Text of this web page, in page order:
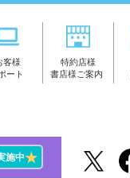
客様
ート
特約店様
書店様ご案内
施中★